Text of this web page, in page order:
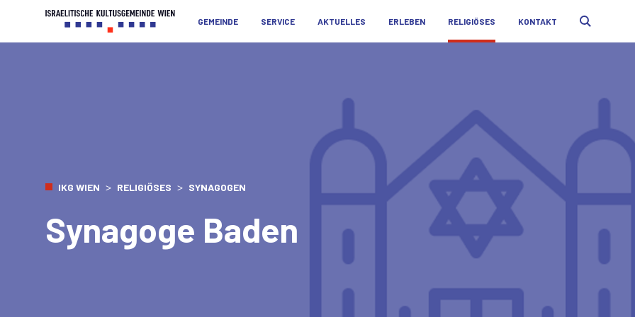
GEMEINDE SERVICE AKTUELLES ERLEBEN RELIGIÖSES KONTAKT
IKG WIEN > RELIGIÖSES > SYNAGOGEN
Synagoge Baden